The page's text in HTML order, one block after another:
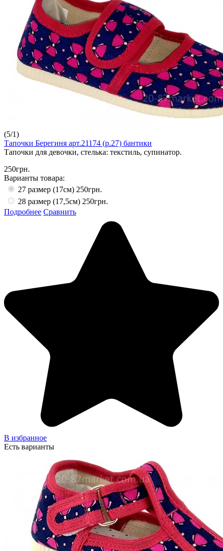
(5/1)
Тапочки Берегиня арт.21174 (р.27) бантики
Тапочки для девочки, стелька: текстиль, супинатор.
250грн.
Варианты товара:
27 размер (17см) 250грн.
28 размер (17,5см) 250грн.
Подробнее Сравнить
В избранное
Есть варианты